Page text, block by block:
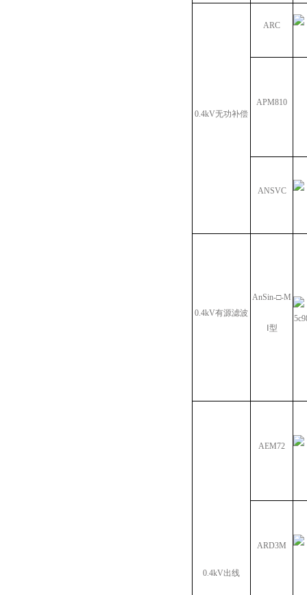
0.4kV无功补偿
ARC
APM810
ANSVC
0.4kV有源滤波
AnSin-□-M
Ⅰ型
0.4kV出线
AEM72
ARD3M